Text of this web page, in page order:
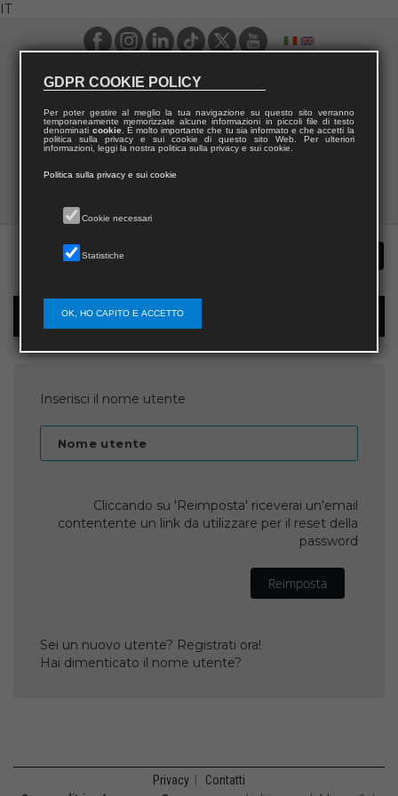
IT
Recupera password
Inserisci il nome utente
Nome utente
Cliccando su 'Reimposta' riceverai un'email
contentente un link da utilizzare per il reset della
password
Reimposta
Sei un nuovo utente? Registrati ora!
Hai dimenticato il nome utente?
Privacy Contatti
GDPR COOKIE POLICY
Per poter gestire al meglio la tua navigazione su questo sito verranno
temporaneamente memorizzate alcune informazioni in piccoli file di testo
denominati cookie. È molto importante che tu sia informato e che accetti la
politica sulla privacy e sui cookie di questo sito Web. Per ulteriori
informazioni, leggi la nostra politica sulla privacy e sui cookie.
Politica sulla privacy e sui cookie
Cookie necessari
Statistiche
OK, HO CAPITO E ACCETTO